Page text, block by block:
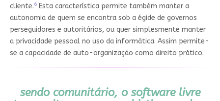
cliente.6Esta característica permite também manter a
autonomia de quem se encontra sob a égide de governos
perseguidores e autoritários, ou quer simplesmente manter
a privacidade pessoal no uso da informática. Assim permite-
se a capacidade de auto-organização como direito prático.
sendo comunitário, o software livre